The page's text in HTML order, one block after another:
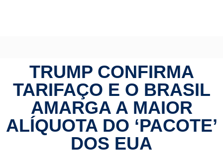
TRUMP CONFIRMA
TARIFAÇO E O BRASIL
AMARGA A MAIOR
ALÍQUOTA DO ‘PACOTE’
DOS EUA